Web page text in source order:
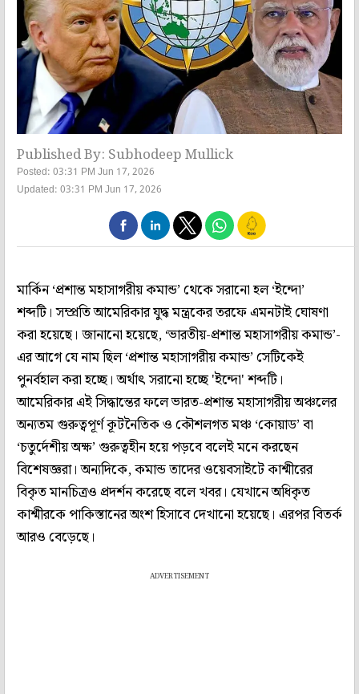
Published By: Subhodeep Mullick
Posted: 03:31 PM Jun 17, 2026
Updated: 03:31 PM Jun 17, 2026
মার্কিন ‘প্রশান্ত মহাসাগরীয় কমান্ড’ থেকে সরানো হল ‘ইন্দো’
শব্দটি। সম্প্রতি আমেরিকার যুদ্ধ মন্ত্রকের তরফে এমনটাই ঘোষণা
করা হয়েছে। জানানো হয়েছে, ‘ভারতীয়-প্রশান্ত মহাসাগরীয় কমান্ড’-
এর আগে যে নাম ছিল ‘প্রশান্ত মহাসাগরীয় কমান্ড’ সেটিকেই
পুনর্বহাল করা হচ্ছে। অর্থাৎ সরানো হচ্ছে 'ইন্দো' শব্দটি।
আমেরিকার এই সিদ্ধান্তের ফলে ভারত-প্রশান্ত মহাসাগরীয় অঞ্চলের
অন্যতম গুরুত্বপূর্ণ কূটনৈতিক ও কৌশলগত মঞ্চ ‘কোয়াড’ বা
‘চতুর্দেশীয় অক্ষ’ গুরুত্বহীন হয়ে পড়বে বলেই মনে করছেন
বিশেষজ্ঞরা। অন্যদিকে, কমান্ড তাদের ওয়েবসাইটে কাশ্মীরের
বিকৃত মানচিত্রও প্রদর্শন করেছে বলে খবর। যেখানে অধিকৃত
কাশ্মীরকে পাকিস্তানের অংশ হিসাবে দেখানো হয়েছে। এরপর বিতর্ক
আরও বেড়েছে।
ADVERTISEMENT